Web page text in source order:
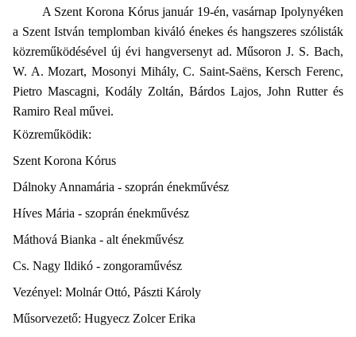
A Szent Korona Kórus január 19-én, vasárnap Ipolynyéken
a Szent István templomban kiváló énekes és hangszeres szólisták
közreműködésével új évi hangversenyt ad. Műsoron J. S. Bach,
W. A. Mozart, Mosonyi Mihály, C. Saint-Saëns, Kersch Ferenc,
Pietro Mascagni, Kodály Zoltán, Bárdos Lajos, John Rutter és
Ramiro Real művei.
Közreműködik:
Szent Korona Kórus
Dálnoky Annamária - szoprán énekművész
Híves Mária - szoprán énekművész
Máthová Bianka - alt énekművész
Cs. Nagy Ildikó - zongoraművész
Vezényel: Molnár Ottó, Pászti Károly
Műsorvezető: Hugyecz Zolcer Erika